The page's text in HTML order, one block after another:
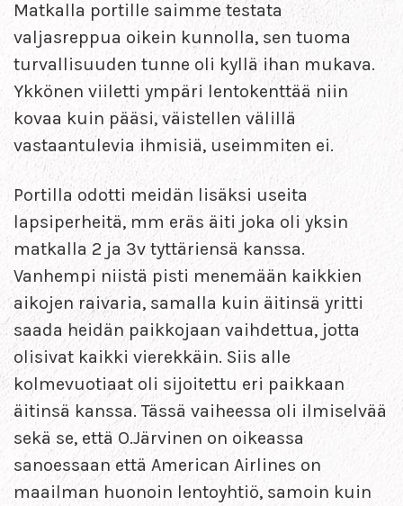
Matkalla portille saimme testata
valjasreppua oikein kunnolla, sen tuoma
turvallisuuden tunne oli kyllä ihan mukava.
Ykkönen viiletti ympäri lentokenttää niin
kovaa kuin pääsi, väistellen välillä
vastaantulevia ihmisiä, useimmiten ei.
Portilla odotti meidän lisäksi useita
lapsiperheitä, mm eräs äiti joka oli yksin
matkalla 2 ja 3v tyttäriensä kanssa.
Vanhempi niistä pisti menemään kaikkien
aikojen raivaria, samalla kuin äitinsä yritti
saada heidän paikkojaan vaihdettua, jotta
olisivat kaikki vierekkäin. Siis alle
kolmevuotiaat oli sijoitettu eri paikkaan
äitinsä kanssa. Tässä vaiheessa oli ilmiselvää
sekä se, että O.Järvinen on oikeassa
sanoessaan että American Airlines on
maailman huonoin lentoyhtiö, samoin kuin